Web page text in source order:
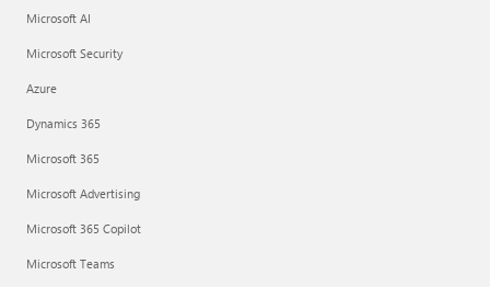
Microsoft AI
Microsoft Security
Azure
Dynamics 365
Microsoft 365
Microsoft Advertising
Microsoft 365 Copilot
Microsoft Teams